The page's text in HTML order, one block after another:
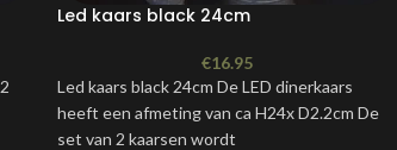
Led kaars black 24cm
€16.95
Led kaars black 24cm De LED dinerkaars
heeft een afmeting van ca H24x D2.2cm De
set van 2 kaarsen wordt